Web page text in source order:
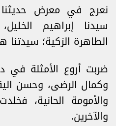
نعرج في معرض
سيدنا إبراهيم
الطاهرة الزكية؛ سيدتنا
ضربت أروع الأمثلة في
وكمال الرضى، وحسن
والأمومة الحانية،
والآخرين.